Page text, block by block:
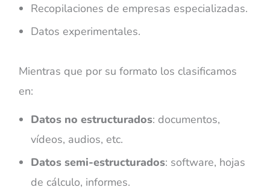
Recopilaciones de empresas especializadas.
Datos experimentales.
Mientras que por su formato los clasificamos
en:
Datos no estructurados: documentos,
vídeos, audios, etc.
Datos semi-estructurados: software, hojas
de cálculo, informes.